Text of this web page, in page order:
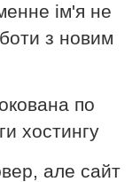
ім'я не
з новим
по
хостингу
але сайт